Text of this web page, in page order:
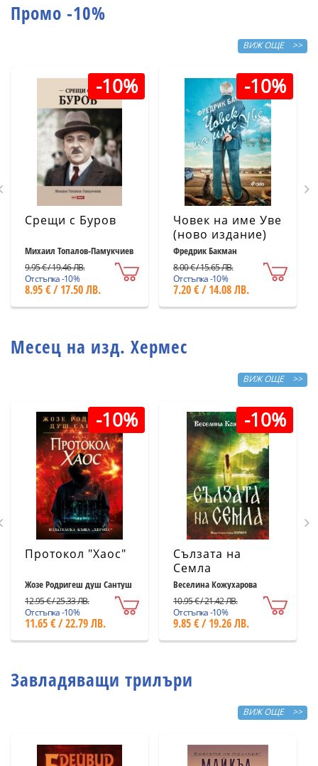
Промо -10%
ВИЖ ОЩЕ >>
-10%
Срещи с Буров
Михаил Топалов-Памукчиев
9.95 € / 19.46 ЛВ.
Отстъпка -10%
8.95 € / 17.50 ЛВ.
-10%
Човек на име Уве
(ново издание)
Фредрик Бакман
8.00 € / 15.65 ЛВ.
Отстъпка -10%
7.20 € / 14.08 ЛВ.
Месец на изд. Хермес
ВИЖ ОЩЕ >>
-10%
Протокол "Хаос"
Жозе Родригеш душ Сантуш
12.95 € / 25.33 ЛВ.
Отстъпка -10%
11.65 € / 22.79 ЛВ.
-10%
Сълзата на
Семла
Веселина Кожухарова
10.95 € / 21.42 ЛВ.
Отстъпка -10%
9.85 € / 19.26 ЛВ.
Завладяващи трилъри
ВИЖ ОЩЕ >>